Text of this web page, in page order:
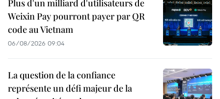
Plus d'un milliard d'utilisateurs de
Weixin Pay pourront payer par QR
code au Vietnam
06/08/2026 09:04
La question de la confiance
représente un défi majeur de la